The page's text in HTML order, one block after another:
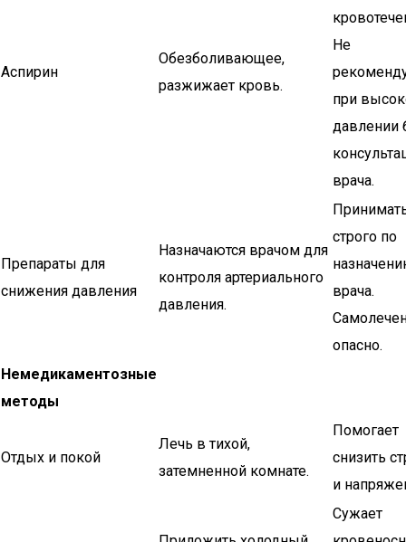
Аспирин
Обезболивающее,
разжижает кровь.
Не
при
давлении
врача.
Препараты для
снижения давления
Назначаются врачом для
контроля артериального
давления.
строго по
врача.
опасно.
Немедикаментозные
методы
Отдых и покой
Лечь в тихой,
затемненной комнате.
Помогает
снизить
и
Сужает